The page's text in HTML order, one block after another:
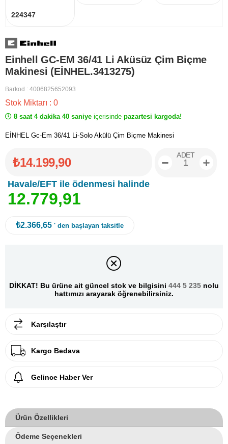
224347
Einhell GC-EM 36/41 Li Aküsüz Çim Biçme
Makinesi (EİNHEL.3413275)
Barkod : 4006825652093
Stok Miktarı : 0
8 saat 4 dakika 40 saniye içerisinde pazartesi kargoda!
EİNHEL Gc-Em 36/41 Li-Solo Akülü Çim Biçme Makinesi
₺14.199,90
Havale/EFT ile ödenmesi halinde
12.779,91
ADET
₺2.366,65 ' den başlayan taksitle
DİKKAT! Bu ürüne ait güncel stok ve bilgisini 444 5 235 nolu
hattımızı arayarak öğrenebilirsiniz.
Karşılaştır
Kargo Bedava
Gelince Haber Ver
Ürün Özellikleri
Ödeme Seçenekleri